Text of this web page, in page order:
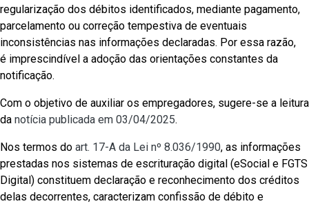
regularização dos débitos identificados, mediante pagamento,
parcelamento ou correção tempestiva de eventuais
inconsistências nas informações declaradas. Por essa razão,
é imprescindível a adoção das orientações constantes da
notificação.
Com o objetivo de auxiliar os empregadores, sugere-se a leitura
da notícia publicada em 03/04/2025.
Nos termos do art. 17-A da Lei nº 8.036/1990, as informações
prestadas nos sistemas de escrituração digital (eSocial e FGTS
Digital) constituem declaração e reconhecimento dos créditos
delas decorrentes, caracterizam confissão de débito e